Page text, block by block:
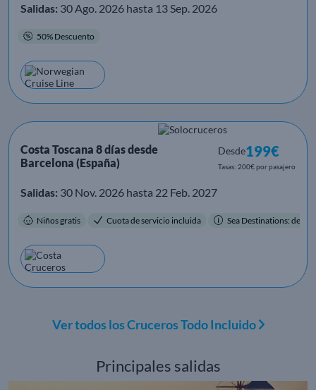
Salidas: 30 Ago. 2026 hasta 13 Sep. 2026
50% Descuento
Costa Toscana 8 días desde
Barcelona (España)
Desde199€
Tasas: 200€ por pasajero
Salidas: 30 Nov. 2026 hasta 22 Feb. 2027
Niños gratis Cuota de servicio incluida Sea Destinations:
Ver todos los Cruceros Todo Incluido
Principales salidas